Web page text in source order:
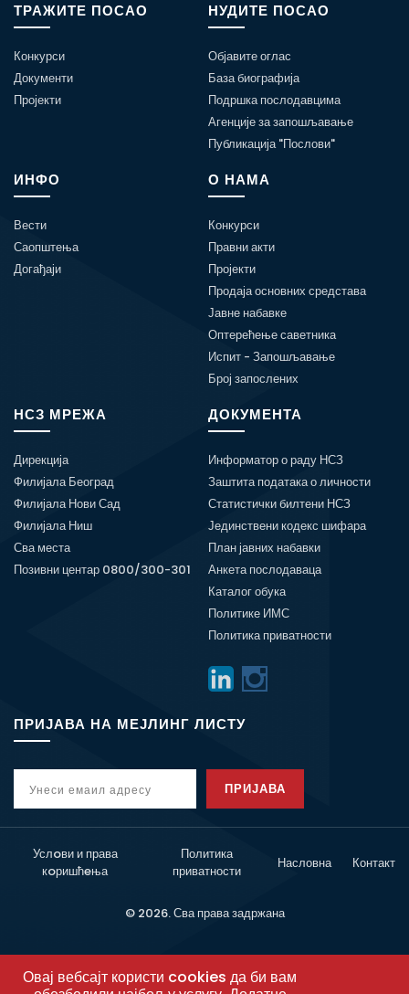
ТРАЖИТЕ ПОСАО
Конкурси
Документи
Пројекти
НУДИТЕ ПОСАО
Објавите оглас
База биографија
Подршка послодавцима
Агенције за запошљавање
Публикација "Послови"
ИНФО
Вести
Саопштења
Догађаји
О НАМА
Конкурси
Правни акти
Пројекти
Продаја основних средстава
Јавне набавке
Оптерећење саветника
Испит - Запошљавање
Број запослених
НСЗ МРЕЖА
Дирекција
Филијала Београд
Филијала Нови Сад
Филијала Ниш
Сва места
Позивни центар 0800/300-301
ДОКУМЕНТА
Информатор о раду НСЗ
Заштита података о личности
Статистички билтени НСЗ
Јединствени кодекс шифара
План јавних набавки
Анкета послодаваца
Каталог обука
Политике ИМС
Политика приватности
ПРИЈАВА НА МЕЈЛИНГ ЛИСТУ
ПРИЈАВА
Услoви и права
кoришћeња
Политика
приватности
Насловна Контакт
© 2026. Сва права задржана
Овај вебсајт користи cookies да би вам